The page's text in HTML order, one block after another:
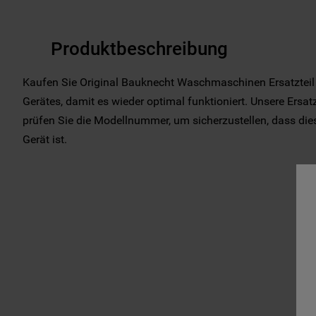
Produktbeschreibung
Kaufen Sie Original Bauknecht Waschmaschinen
Gerätes, damit es wieder optimal funktioniert. Unsere
prüfen Sie die Modellnummer, um sicherzustellen, dass
Gerät ist.